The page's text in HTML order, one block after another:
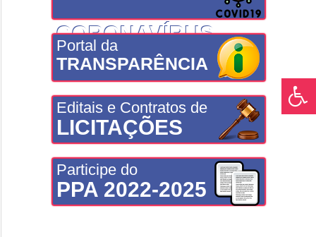
CORONAVÍRUS
Portal da
TRANSPARÊNCIA
Editais e Contratos de
LICITAÇÕES
Participe do
PPA 2022-2025